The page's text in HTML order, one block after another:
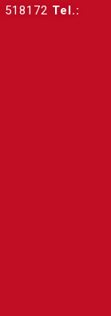
518172 Tel.: